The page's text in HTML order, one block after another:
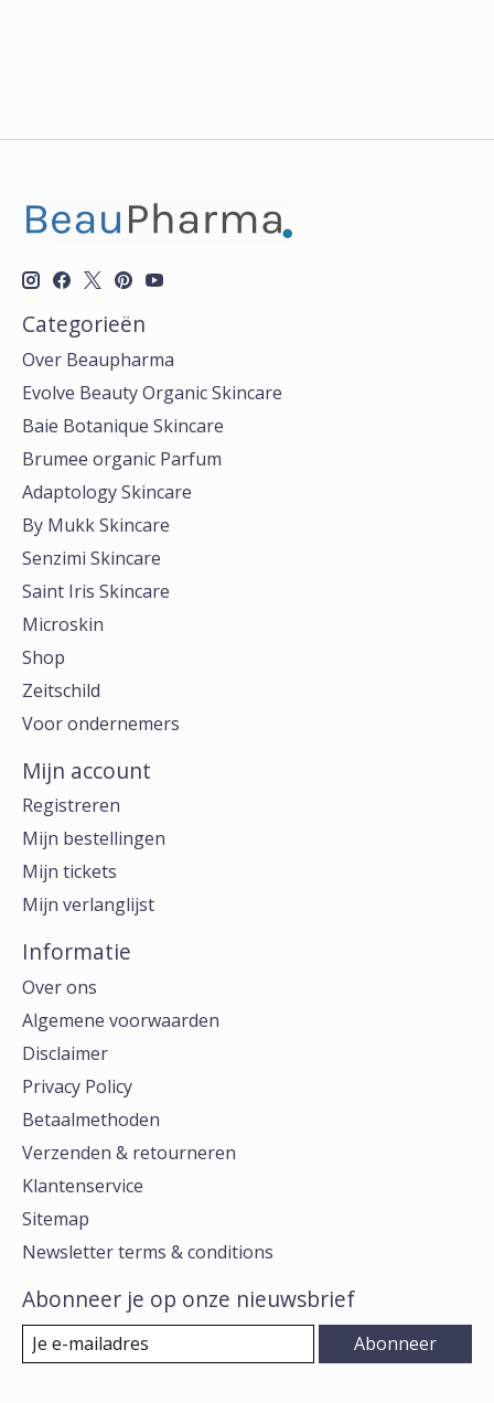
Categorieën
Over Beaupharma
Evolve Beauty Organic Skincare
Baie Botanique Skincare
Brumee organic Parfum
Adaptology Skincare
By Mukk Skincare
Senzimi Skincare
Saint Iris Skincare
Microskin
Shop
Zeitschild
Voor ondernemers
Mijn account
Registreren
Mijn bestellingen
Mijn tickets
Mijn verlanglijst
Informatie
Over ons
Algemene voorwaarden
Disclaimer
Privacy Policy
Betaalmethoden
Verzenden & retourneren
Klantenservice
Sitemap
Newsletter terms & conditions
Abonneer je op onze nieuwsbrief
Abonneer